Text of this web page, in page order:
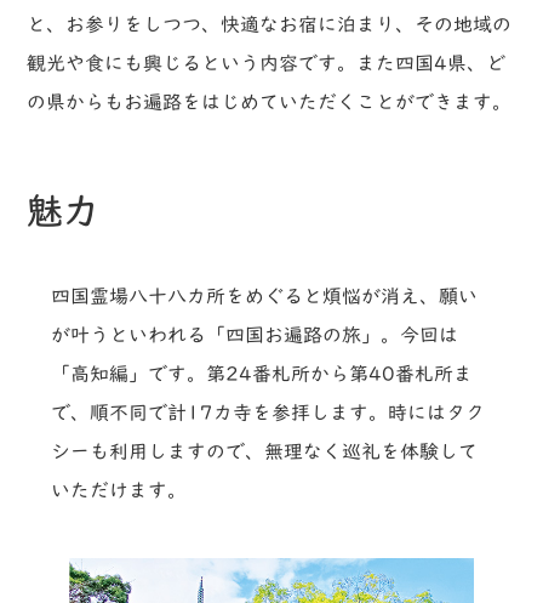
と、お参りをしつつ、快適なお宿に泊まり、その地域の
観光や食にも興じるという内容です。また四国4県、ど
の県からもお遍路をはじめていただくことができます。
魅力
四国霊場八十八カ所をめぐると煩悩が消え、願い
が叶うといわれる「四国お遍路の旅」。今回は
「高知編」です。第24番札所から第40番札所ま
で、順不同で計17カ寺を参拝します。時にはタク
シーも利用しますので、無理なく巡礼を体験して
いただけます。